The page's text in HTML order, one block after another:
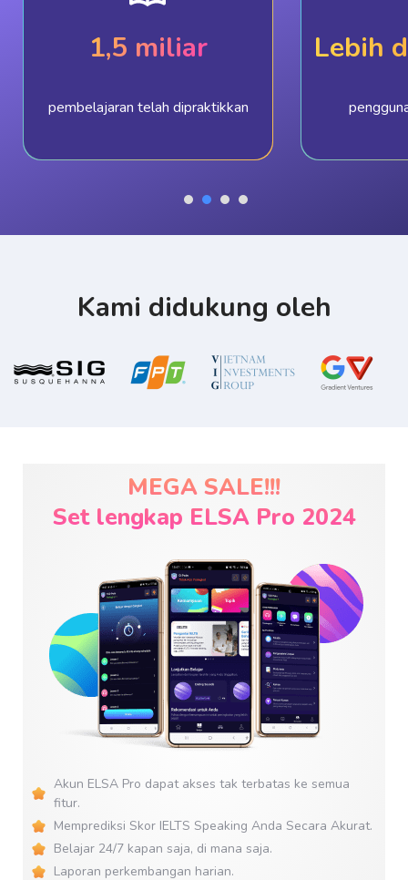
1,5 miliar
pembelajaran telah dipraktikkan
Lebih
Kami didukung oleh
MEGA SALE!!!
Set lengkap ELSA Pro 2024
Akun ELSA Pro dapat akses tak terbatas ke semua
fitur.
Memprediksi Skor IELTS Speaking Anda Secara Akurat.
Belajar 24/7 kapan saja, di mana saja.
Laporan perkembangan harian.